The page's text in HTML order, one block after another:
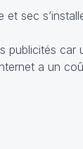
sec
publicités car
a un